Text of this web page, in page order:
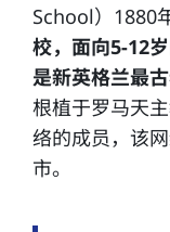
School）1880
校，面向5-12岁
是新英格兰最
根植于罗马天
络的成员，该
市。